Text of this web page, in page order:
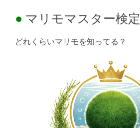
マリモマスター検定
どれくらいマリモを知ってる？